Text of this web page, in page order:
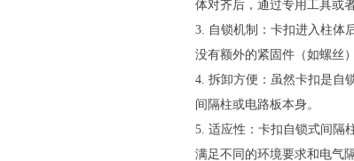
体对齐后，通过专用工具或
3. 自锁机制：卡扣进入柱体
没有额外的紧固件（如螺丝
4. 拆卸方便：虽然卡扣是自
间隔柱或电路板本身。
5. 适应性：卡扣自锁式间隔
满足不同的环境要求和电气